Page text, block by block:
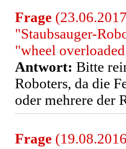
Frage
"Staubsauger-
"wheel
Antwort: Bitte
Roboters, da die
oder mehrere der
Frage